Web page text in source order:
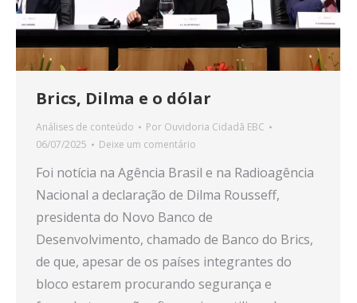
Brics, Dilma e o dólar
Análises de conteúdo Por Ouvidoria Cidadã EBC
06/07/2025
Deixe um comentário
Foi notícia na Agência Brasil e na Radioagência
Nacional a declaração de Dilma Rousseff,
presidenta do Novo Banco de
Desenvolvimento, chamado de Banco do Brics,
de que, apesar de os países integrantes do
bloco estarem procurando segurança e